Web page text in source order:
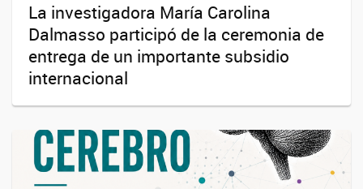
La investigadora María Carolina
Dalmasso participó de la ceremonia de
entrega de un importante subsidio
internacional